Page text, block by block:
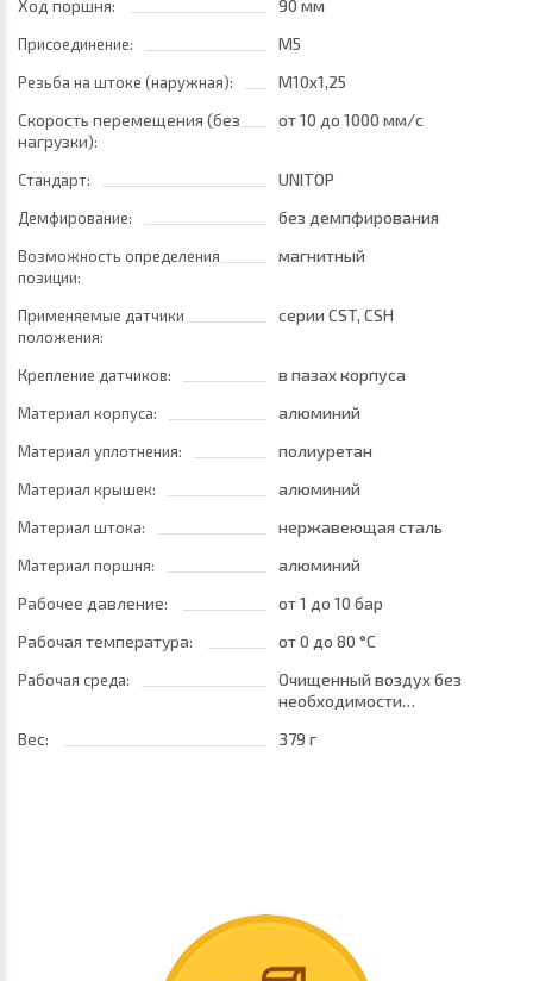
Ход поршня: 90 мм
Присоединение: M5
Резьба на штоке (наружная):
M10x1,25
Скорость перемещения (без
нагрузки):
от 10 до 1000 мм/с
Стандарт: UNITOP
Демфирование: без демпфирования
Возможность определения
позиции:
магнитный
Применяемые датчики
положения:
серии CST, CSH
Крепление датчиков: в пазах корпуса
Материал корпуса: алюминий
Материал уплотнения: полиуретан
Материал крышек: алюминий
Материал штока: нержавеющая сталь
Материал поршня:
алюминий
Рабочее давление:
от 1 до 10 бар
Рабочая температура:
от 0 до 80 °C
Рабочая среда:
Очищенный воздух без
необходимости
установка центробежного
Вес: 379 г